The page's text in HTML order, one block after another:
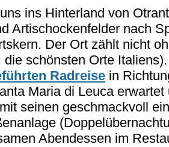
ins Hinterland von
Artischockenfelder nach
Der Ort zählt nicht
die schönsten Orte
Radreise in
Maria di Leuca
seinen geschmackvoll
Abendessen im